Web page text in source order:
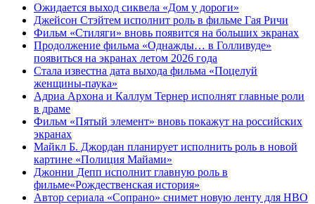
Ожидается выход сиквела «Дом у дороги»
Джейсон Стэйтем исполнит роль в фильме Гая Ричи
Фильм «Стиляги» вновь появится на больших экранах
Продолжение фильма «Однажды… в Голливуде»
появиться на экранах летом 2026 года
Стала известна дата выхода фильма «Поцелуй
женщины-паука»
Адриа Архона и Каллум Тернер исполнят главные роли
в драме
Фильм «Пятый элемент» вновь покажут на российских
экранах
Майкл Б. Джордан планирует исполнить роль в новой
картине «Полиция Майами»
Джонни Депп исполнит главную роль в
фильме«Рождественская история»
Автор сериала «Сопрано» снимет новую ленту для HBO